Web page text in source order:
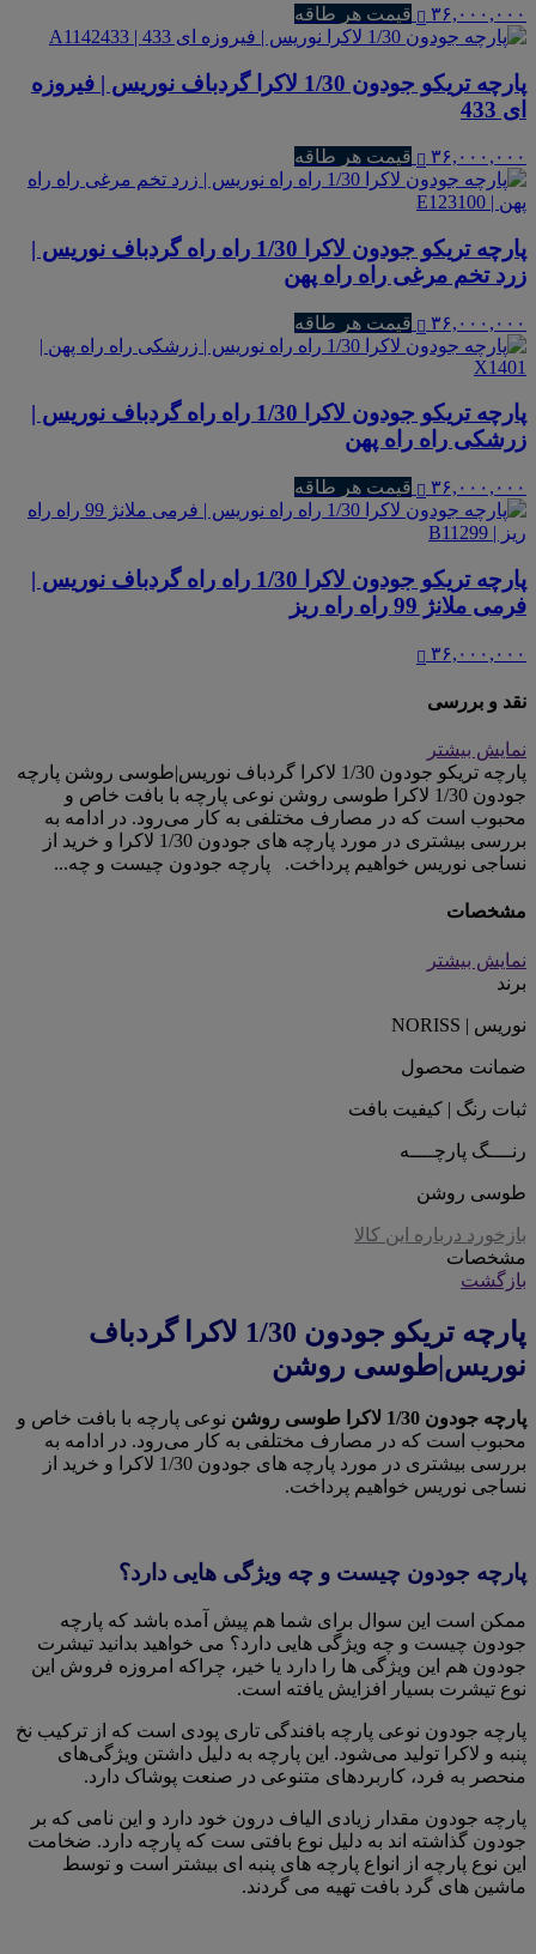
۳۶,۰۰۰,۰۰۰ قیمت هر طاقه
پارچه تریکو جودون 1/30 لاکرا گردباف نوریس | فیروزه
ای 433
۳۶,۰۰۰,۰۰۰ قیمت هر طاقه
پارچه تریکو جودون لاکرا 1/30 راه راه گردباف نوریس |
زرد تخم مرغی راه راه پهن
۳۶,۰۰۰,۰۰۰ قیمت هر طاقه
پارچه تریکو جودون لاکرا 1/30 راه راه گردباف نوریس |
زرشکی راه راه پهن
۳۶,۰۰۰,۰۰۰ قیمت هر طاقه
پارچه تریکو جودون لاکرا 1/30 راه راه گردباف نوریس |
فرمی ملانژ 99 راه راه ریز
۳۶,۰۰۰,۰۰۰
نقد و بررسی
نمایش بیشتر
پارچه تریکو جودون 1/30 لاکرا گردباف نوریس|طوسی روشن پارچه
جودون 1/30 لاکرا طوسی روشن نوعی پارچه با بافت خاص و
محبوب است که در مصارف مختلفی به کار می‌رود. در ادامه به
بررسی بیشتری در مورد پارچه های جودون 1/30 لاکرا و خرید از
نساجی نوریس خواهیم پرداخت. پارچه جودون چیست و چه...
مشخصات
نمایش بیشتر
برند
نوریس | NORISS
ضمانت محصول
ثبات رنگ | کیفیت بافت
رنــــگ پارچــــه
طوسی روشن
بازخورد درباره این کالا
مشخصات
بازگشت
پارچه تریکو جودون 1/30 لاکرا گردباف
نوریس|طوسی روشن
پارچه جودون 1/30 لاکرا طوسی روشن
نوعی پارچه با بافت خاص و
محبوب است که در مصارف مختلفی به کار می‌رود. در ادامه به
بررسی بیشتری در مورد پارچه های جودون 1/30 لاکرا و خرید از
نساجی نوریس خواهیم پرداخت.
پارچه جودون چیست و چه ویژگی هایی دارد؟
ممکن است این سوال برای شما هم پیش آمده باشد که پارچه
جودون چیست و چه ویژگی هایی دارد؟ می خواهید بدانید تیشرت
جودون هم این ویژگی ها را دارد یا خیر، چراکه امروزه فروش این
نوع تیشرت بسیار افزایش یافته است.
پارچه جودون نوعی پارچه بافندگی تاری پودی است که از ترکیب نخ
پنبه و لاکرا تولید می‌شود. این پارچه به دلیل داشتن ویژگی‌های
منحصر به فرد، کاربردهای متنوعی در صنعت پوشاک دارد.
پارچه جودون مقدار زیادی الیاف درون خود دارد و این نامی که بر
جودون گذاشته اند به دلیل نوع بافتی ست که پارچه دارد. ضخامت
این نوع پارچه از انواع پارچه های پنبه ای بیشتر است و توسط
ماشین های گرد بافت تهیه می گردند.